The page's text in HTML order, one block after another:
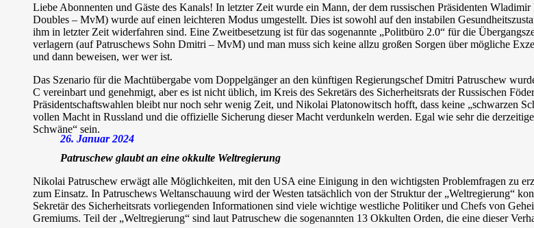
Liebe Abonnenten und Gäste des Kanals! In letzter Zeit wurde ein Mann, der dem russischen Präsidenten
Doubles – MvM) wurde auf einen leichteren Modus umgestellt. Dies ist sowohl auf den instabilen
ihm in letzter Zeit widerfahren sind. Eine Zweitbesetzung ist für das sogenannte „Politbüro 2.0“ für die
verlagern (auf Patruschews Sohn Dmitri – MvM) und man muss sich keine allzu großen Sorgen über mögliche
und dann beweisen, wer wer ist.
Das Szenario für die Machtübergabe vom Doppelgänger an den künftigen Regierungschef Dmitri Patruschew
C vereinbart und genehmigt, aber es ist nicht üblich, im Kreis des Sekretärs des Sicherheitsrats der Russischen
Präsidentschaftswahlen bleibt nur noch sehr wenig Zeit, und Nikolai Platonowitsch hofft, dass keine „schwarzen
vollen Macht in Russland und die offizielle Sicherung dieser Macht verdunkeln werden. Egal wie sehr die
Schwäne“ sein.
26. Januar 2024
Patruschew glaubt an eine okkulte Weltregierung
Nikolai Patruschew erwägt alle Möglichkeiten, mit den USA eine Einigung in den wichtigsten Problemfragen zu
zum Einsatz. In Patruschews Weltanschauung wird der Westen tatsächlich von der Struktur der „Weltregierung“
Sekretär des Sicherheitsrats vorliegenden Informationen sind viele wichtige westliche Politiker und Chefs von
Gremiums. Teil der „Weltregierung“ sind laut Patruschew die sogenannten 13 Okkulten Orden, die eine dieser